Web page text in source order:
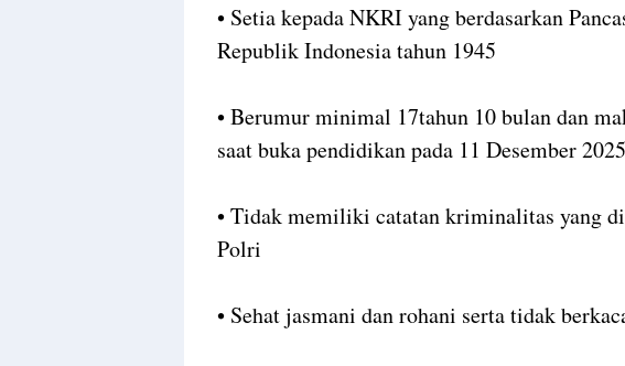
• Setia kepada NKRI yang berdasarkan
Republik Indonesia tahun 1945
• Berumur minimal 17tahun 10 bulan dan
saat buka pendidikan pada 11 Desember 2025
• Tidak memiliki catatan kriminalitas yang
Polri
• Sehat jasmani dan rohani serta tidak